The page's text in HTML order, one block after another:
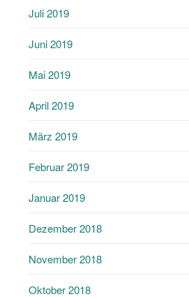
Juli 2019
Juni 2019
Mai 2019
April 2019
März 2019
Februar 2019
Januar 2019
Dezember 2018
November 2018
Oktober 2018